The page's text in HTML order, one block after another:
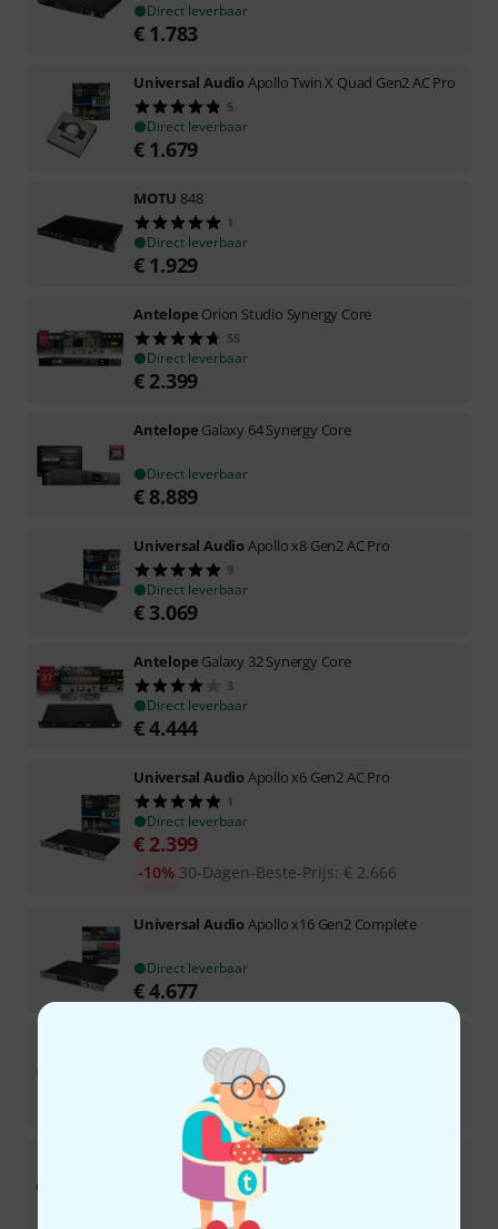
Direct leverbaar
€ 1.783
Universal AudioApollo Twin X Quad Gen2 AC Pro
5
Direct leverbaar
€ 1.679
MOTU 848
1
Direct leverbaar
€ 1.929
Antelope Orion Studio Synergy Core
55
Direct leverbaar
€ 2.399
Antelope Galaxy 64 Synergy Core
Direct leverbaar
€ 8.889
Universal AudioApollo x8 Gen2 AC Pro
9
Direct leverbaar
€ 3.069
Antelope Galaxy 32 Synergy Core
3
Direct leverbaar
€4.444
Universal AudioApollo x6 Gen2 AC Pro
1
Direct leverbaar
€ 2.399
30-Dagen-Beste-Prijs: € 2.666
-10%
Universal AudioApollo x16 Gen2 Complete
Direct leverbaar
€4.677
binnenkort beschikbaar (ca.1-2 weken)
3.498
FocusriteRed 8 Line
Direct leverbaar
2.929